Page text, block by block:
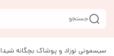
جستجو
سیسمونی نوزاد و پوشاک بچگانه شیدا